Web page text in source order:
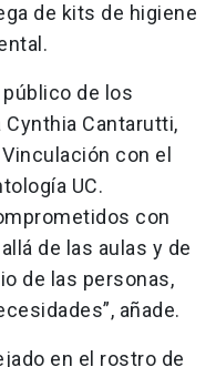
de kits de higiene
de los
Cantarutti,
con el
UC.
con
de las aulas y de
de las personas,
añade.
en el rostro de